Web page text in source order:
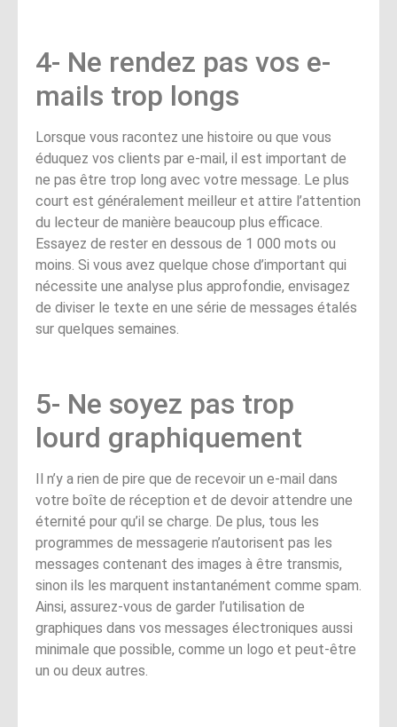
4- Ne rendez pas vos e-
mails trop longs
Lorsque vous racontez une histoire ou que vous
éduquez vos clients par e-mail, il est important de
ne pas être trop long avec votre message. Le plus
court est généralement meilleur et attire l’attention
du lecteur de manière beaucoup plus efficace.
Essayez de rester en dessous de 1 000 mots ou
moins. Si vous avez quelque chose d’important qui
nécessite une analyse plus approfondie, envisagez
de diviser le texte en une série de messages étalés
sur quelques semaines.
5- Ne soyez pas trop
lourd graphiquement
Il n’y a rien de pire que de recevoir un e-mail dans
votre boîte de réception et de devoir attendre une
éternité pour qu’il se charge. De plus, tous les
programmes de messagerie n’autorisent pas les
messages contenant des images à être transmis,
sinon ils les marquent instantanément comme spam.
Ainsi, assurez-vous de garder l’utilisation de
graphiques dans vos messages électroniques aussi
minimale que possible, comme un logo et peut-être
un ou deux autres.